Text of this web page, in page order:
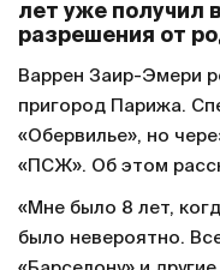
лет уже получил
разрешения от
Варрен Заир-Эмери
пригород Парижа.
«Обервилье», но
«ПСЖ». Об этом
«Мне было 8 лет,
было невероятно.